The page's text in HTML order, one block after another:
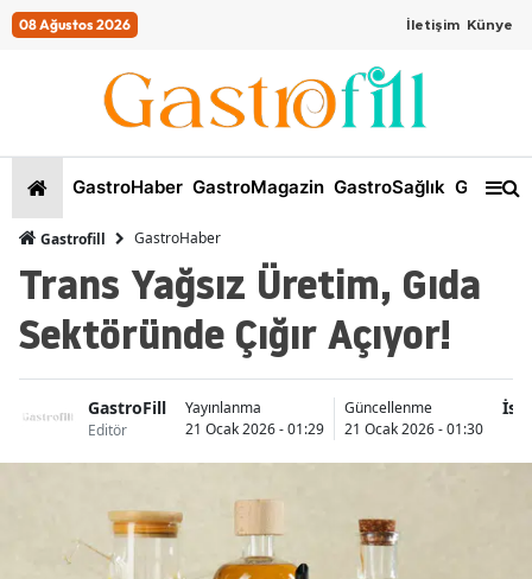
08 Ağustos 2026 İletişim Künye
GastroHaber GastroMagazin GastroSağlık
Gastrofill GastroHaber
Trans Yağsız Üretim, Gıda
Sektöründe Çığır Açıyor!
GastroFill
Editör
Yayınlanma
21 Ocak 2026 - 01:29
Güncellenme
21 Ocak 2026 - 01:30